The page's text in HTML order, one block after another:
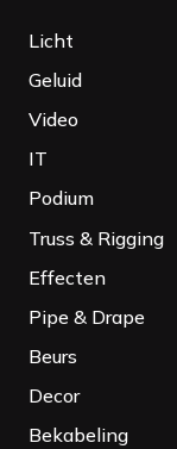
Licht
Geluid
Video
IT
Podium
Truss & Rigging
Effecten
Pipe & Drape
Beurs
Decor
Bekabeling